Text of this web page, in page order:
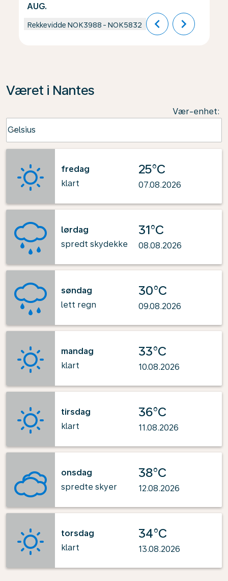
AUG.
Rekkevidde NOK3988 - NOK5832 chevron_left chevron_right
Været i Nantes
Vær-enhet:
Celsius
keyboard_arrow_down
fredag
klart
25°C
07.08.2026
lørdag
spredt skydekke
31°C
08.08.2026
søndag
lett regn
30°C
09.08.2026
mandag
klart
33°C
10.08.2026
tirsdag
klart
36°C
11.08.2026
onsdag
spredte skyer
38°C
12.08.2026
torsdag
klart
34°C
13.08.2026